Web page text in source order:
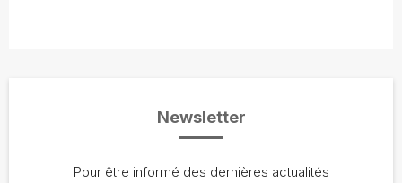
Newsletter
Pour être informé des dernières actualités